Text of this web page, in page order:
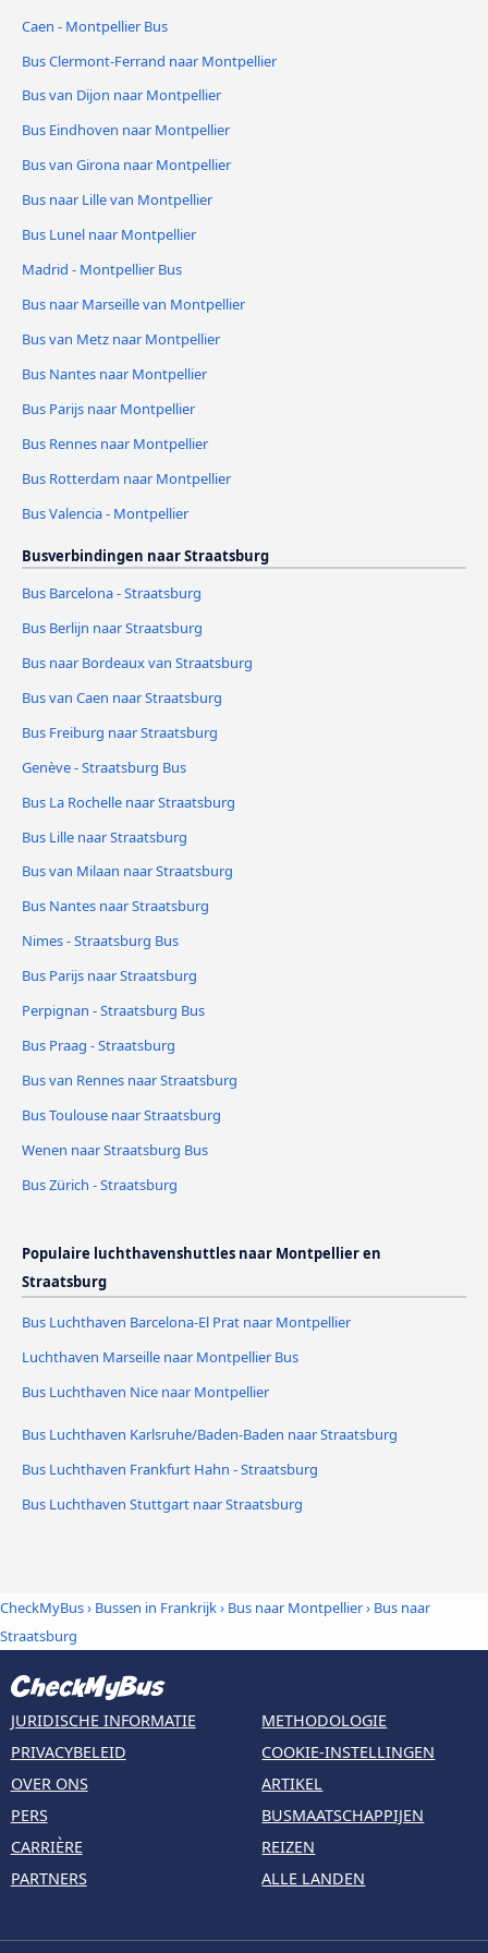
Caen - Montpellier Bus
Bus Clermont-Ferrand naar Montpellier
Bus van Dijon naar Montpellier
Bus Eindhoven naar Montpellier
Bus van Girona naar Montpellier
Bus naar Lille van Montpellier
Bus Lunel naar Montpellier
Madrid - Montpellier Bus
Bus naar Marseille van Montpellier
Bus van Metz naar Montpellier
Bus Nantes naar Montpellier
Bus Parijs naar Montpellier
Bus Rennes naar Montpellier
Bus Rotterdam naar Montpellier
Bus Valencia - Montpellier
Busverbindingen naar Straatsburg
Bus Barcelona - Straatsburg
Bus Berlijn naar Straatsburg
Bus naar Bordeaux van Straatsburg
Bus van Caen naar Straatsburg
Bus Freiburg naar Straatsburg
Genève - Straatsburg Bus
Bus La Rochelle naar Straatsburg
Bus Lille naar Straatsburg
Bus van Milaan naar Straatsburg
Bus Nantes naar Straatsburg
Nimes - Straatsburg Bus
Bus Parijs naar Straatsburg
Perpignan - Straatsburg Bus
Bus Praag - Straatsburg
Bus van Rennes naar Straatsburg
Bus Toulouse naar Straatsburg
Wenen naar Straatsburg Bus
Bus Zürich - Straatsburg
Populaire luchthavenshuttles naar Montpellier en
Straatsburg
Bus Luchthaven Barcelona-El Prat naar Montpellier
Luchthaven Marseille naar Montpellier Bus
Bus Luchthaven Nice naar Montpellier
Bus Luchthaven Karlsruhe/Baden-Baden naar Straatsburg
Bus Luchthaven Frankfurt Hahn - Straatsburg
Bus Luchthaven Stuttgart naar Straatsburg
CheckMyBus› Bussen in Frankrijk› Bus naar Montpellier› Bus naar
Straatsburg
JURIDISCHE INFORMATIE
PRIVACYBELEID
OVER ONS
PERS
CARRIÈRE
PARTNERS
METHODOLOGIE
COOKIE-INSTELLINGEN
ARTIKEL
BUSMAATSCHAPPIJEN
REIZEN
ALLE LANDEN